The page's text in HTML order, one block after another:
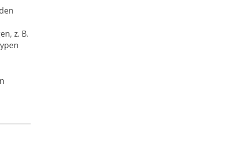
z. B.